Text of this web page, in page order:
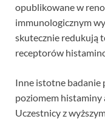
opublikowane w
immunologicznym
skutecznie redukują
receptorów
Inne istotne badanie
poziomem histaminy
Uczestnicy z